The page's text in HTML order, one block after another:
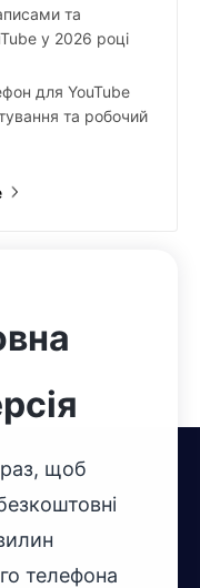
та
у 2026 році
для YouTube
та робочий
щоб
телефона